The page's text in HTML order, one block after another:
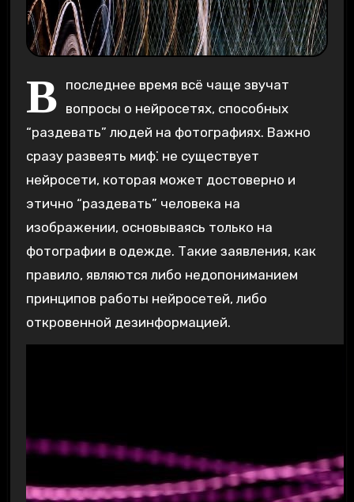
В последнее время всё чаще звучат
вопросы о нейросетях, способных
“раздевать” людей на фотографиях. Важно
сразу развеять миф⁚ не существует
нейросети, которая может достоверно и
этично “раздевать” человека на
изображении, основываясь только на
фотографии в одежде. Такие заявления, как
правило, являются либо недопониманием
принципов работы нейросетей, либо
откровенной дезинформацией.